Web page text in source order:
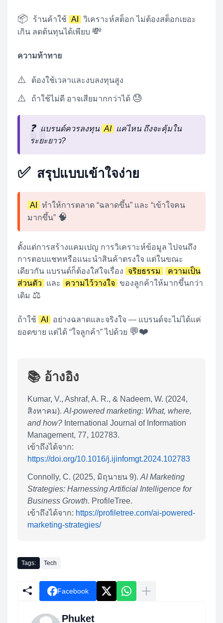
📦 ร้านค้าใช้ AI
วิเคราะห์สต็อก ไม่ต้องสต็อกเยอะ
เกิน ลดต้นทุนได้เพียบ 💸
ความท้าทาย
⚠️ ต้องใช้เวลาและงบลงทุนสูง
⚠️ ถ้าใช้ไม่ดี อาจเสียมากกว่าได้ 😓
❓ แบรนด์ควรลงทุน AI
แค่ไหน ถึงจะคุ้มใน
ระยะยาว?
✅ สรุปแบบเข้าใจง่าย
AI
ทำให้การตลาด “ฉลาดขึ้น” และ “เข้าใจคน
มากขึ้น” 🧠
ตั้งแต่การสร้างแคมเปญ การวิเคราะห์ข้อมูล ไปจนถึง
การตอบแชทหรือแนะนำสินค้าตรงใจ แต่ในขณะ
เดียวกัน แบรนด์ก็ต้องใส่ใจเรื่อง
จริยธรรม
ความเป็น
ส่วนตัว
และ ความไว้วางใจ ของลูกค้าให้มากขึ้นกว่า
เดิม ⚖️
ถ้าใช้ AI
อย่างฉลาดและจริงใจ — แบรนด์จะไม่ได้แค่
ยอดขาย แต่ได้ “ใจลูกค้า” ไปด้วย 💬❤️
📚 อ้างอิง
Kumar, V., Ashraf, A. R., & Nadeem, W. (2024,
สิงหาคม). AI-powered marketing: What, where,
and how? International Journal of Information
Management, 77, 102783.
เข้าถึงได้จาก:
https://doi.org/10.1016/j.ijinfomgt.2024.102783
Connolly, C. (2025, มิถุนายน 9). AI Marketing
Strategies: Harnessing Artificial Intelligence for
Business Growth. ProfileTree.
เข้าถึงได้จาก: https://profiletree.com/ai-powered-
marketing-strategies/
Tags: Tech
Facebook
Phuket